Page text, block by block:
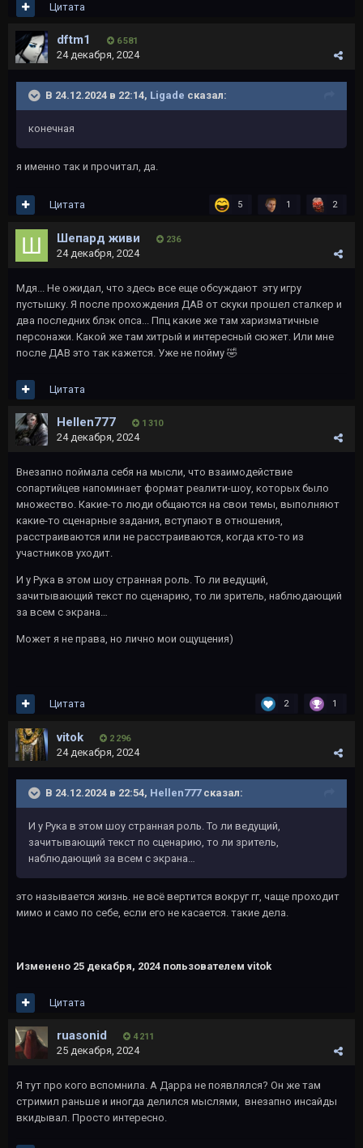
Цитата
dftm1 6 581
24 декабря, 2024
В 24.12.2024 в 22:14, Ligade сказал:
конечная
я именно так и прочитал, да.
5 1 2
Цитата
Шепард живи 236
24 декабря, 2024
Мдя... Не ожидал, что здесь все еще обсуждают эту игру
пустышку. Я после прохождения ДАВ от скуки прошел сталкер и
два последних блэк опса... Ппц какие же там харизматичные
персонажи. Какой же там хитрый и интересный сюжет. Или мне
после ДАВ это так кажется. Уже не пойму 🤣
Цитата
Hellen777 1 310
24 декабря, 2024
Внезапно поймала себя на мысли, что взаимодействие
сопартийцев напоминает формат реалити-шоу, которых было
множество. Какие-то люди общаются на свои темы, выполняют
какие-то сценарные задания, вступают в отношения,
расстраиваются или не расстраиваются, когда кто-то из
участников уходит.
И у Рука в этом шоу странная роль. То ли ведущий,
зачитывающий текст по сценарию, то ли зритель, наблюдающий
за всем с экрана…
Может я не права, но лично мои ощущения)
2 1
Цитата
vitok 2 296
24 декабря, 2024
В 24.12.2024 в 22:54, Hellen777сказал:
И у Рука в этом шоу странная роль. То ли ведущий,
зачитывающий текст по сценарию, то ли зритель,
наблюдающий за всем с экрана…
это называется жизнь. не всё вертится вокруг гг, чаще проходит
мимо и само по себе, если его не касается. такие дела.
Изменено 25 декабря, 2024 пользователем vitok
Цитата
ruasonid 4 211
25 декабря, 2024
Я тут про кого вспомнила. А Дарра не появлялся? Он же там
стримил раньше и иногда делился мыслями, внезапно инсайды
вкидывал. Просто интересно.